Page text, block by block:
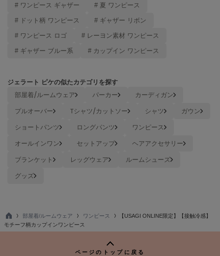
アンノイ
URBAN RESEARCH ROSSO
アーバンリサーチ ロッソ
USAGI Books
USAGI Gallery
USAGI Gift
ウサギギフト
ウサギアイテム
USAGI Vintage
ウサギヴィンテージ
ヴェジャ
# ワンピース ギャザー # 夏 ワンピース
# ドット柄 ワンピース # ギャザー リボン
# ワンピース ロゴ # レーヨン素材 ワンピース
# ギャザー ブルー系 # カップイン ワンピース
ジェラート ピケの似たカテゴリを探す
部屋着/ルームウェア パーカー
カーディガン
プルオーバー
Tシャツ/カットソー シャツ
ガウン
ショートパンツ
ロングパンツ
ワンピース
オールインワン
セットアップ
ヘアアクセサリー
ブランケット
レッグウェア
ルームシューズ
グッズ
TO
P
部屋着/ルームウェア ワンピース
【USAGI ONLINE限定】【接触冷感】
モチーフ柄カップインワンピース
ページのトップに戻る